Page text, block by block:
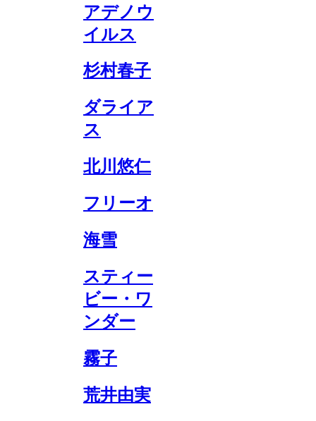
アデノウ
イルス
杉村春子
ダライア
ス
北川悠仁
フリーオ
海雪
スティー
ビー・ワ
ンダー
霧子
荒井由実